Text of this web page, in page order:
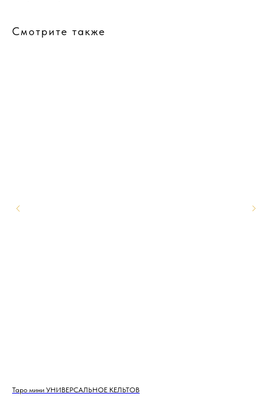
Смотрите также
Таро мини УНИВЕРСАЛЬНОЕ КЕЛЬТОВ